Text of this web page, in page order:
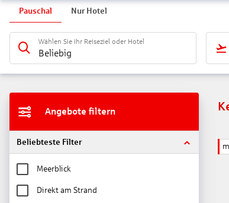
Pauschal Nur Hotel
Wählen Sie Ihr Reiseziel oder Hotel
Beliebig
Angebote filtern
Beliebteste Filter
Meerblick
Direkt am Strand